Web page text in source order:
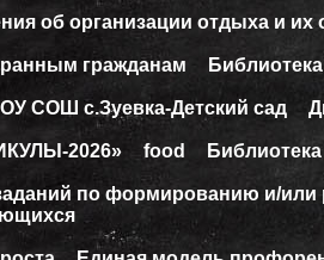
об организации отдыха и их
гражданам Библиотека
СОШ с.Зуевка-Детский сад
2026» food
по формированию и/